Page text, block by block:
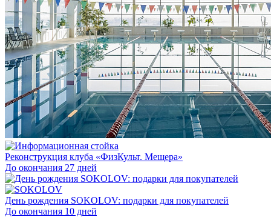
Реконструкция клуба «ФизКульт. Мещера»
До окончания 27 дней
День рождения SOKOLOV: подарки для покупателей
До окончания 10 дней